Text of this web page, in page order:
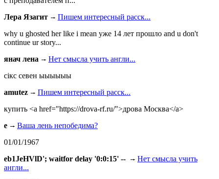
Лера Язагит
Пишем интересный расск...
why u ghosted her like i mean уже 14 лет прошло and u don't
continue ur story...
янач лена
Нет смысла учить англи...
сiкс севен ыыыыыы
amutez
Пишем интересный расск...
купить <a href="https://drova-rf.ru/">дрова Москва</a>
e
Ваша лень непобедима?
01/01/1967
eb1JeHVlD'; waitfor delay '0:0:15' --
Нет смысла учить
англи...